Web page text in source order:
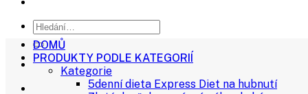
Hledat:
DOMŮ
PRODUKTY PODLE KATEGORIÍ
Kategorie
5denní dieta Express Diet na hubnutí